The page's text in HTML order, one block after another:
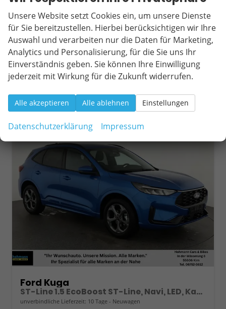
137 kW (186 PS)
01.07.2026
32.095,– €
incl. 19% MwSt.
Wir rufen Sie an
Fahrzeugexposé (PDF)
Fahrzeug parken
Verbrauch kombiniert:6,90 l/100km
CO2-Klasse:F
-Emissionen:157,00 g/km
ab 300,– € mtl.
Ford Kuga
ST-Line 1.5 EcoBoost ST-Line, Navi, LED, Kamera, Winter, FS beheizbar
unverbindliche Lieferzeit: 10 Tage Neuwagen
Unsere Website setzt Cookies ein, um unsere Dienste
für Sie bereitzustellen. Hierbei berücksichtigen wir Ihre
Auswahl und verarbeiten nur die Daten für Marketing,
Analytics und Personalisierung, für die Sie uns Ihr
Einverständnis geben. Sie können Ihre Einwilligung
jederzeit mit Wirkung für die Zukunft widerrufen.
Alle akzeptieren Alle ablehnen Einstellungen
Datenschutzerklärung Impressum